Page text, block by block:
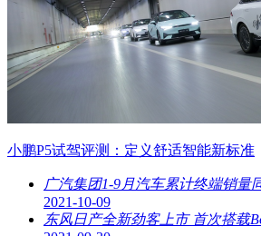
小鹏P5试驾评测：定义舒适智能新标准
广汽集团1-9月汽车累计终端销量
2021-10-09
东风日产全新劲客上市 首次搭载